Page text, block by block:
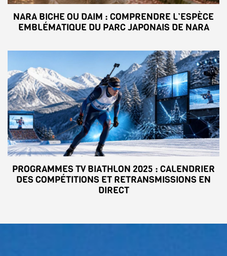
NARA BICHE OU DAIM : COMPRENDRE L’ESPÈCE
EMBLÉMATIQUE DU PARC JAPONAIS DE NARA
PROGRAMMES TV BIATHLON 2025 : CALENDRIER
DES COMPÉTITIONS ET RETRANSMISSIONS EN
DIRECT